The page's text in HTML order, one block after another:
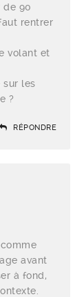
de 90
rentrer
volant et
sur les
?
RÉPONDRE
avant
à fond,